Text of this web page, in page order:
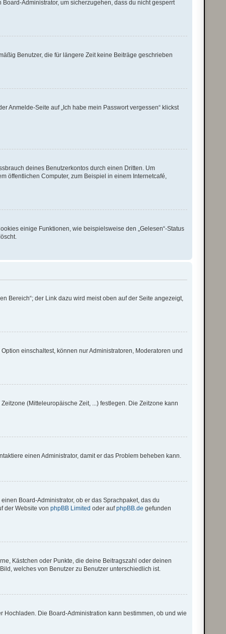
Administrator, um sicherzugehen, dass du nicht gesperrt
Benutzer, die für längere Zeit keine Beiträge geschrieben
Anmelde-Seite auf „Ich habe mein Passwort vergessen“ klickst
deines Benutzerkontos durch einen Dritten. Um
öffentlichen Computer, zum Beispiel in einem Internetcafé,
einige Funktionen, wie beispielsweise den „Gelesen“-Status
Bereich“; der Link dazu wird meist oben auf der Seite angezeigt,
einschaltest, können nur Administratoren, Moderatoren und
(Mitteleuropäische Zeit, ...) festlegen. Die Zeitzone kann
einen Administrator, damit er das Problem beheben kann.
Board-Administrator, ob er das Sprachpaket, das du
der Website vonphpBB Limited oder aufphpBB.de gefunden
Kästchen oder Punkte, die deine Beitragszahl oder deinen
welches von Benutzer zu Benutzer unterschiedlich ist.
Hochladen. Die Board-Administration kann bestimmen, ob und wie